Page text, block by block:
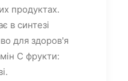
продуктах.
в синтезі
для здоров'я
C фрукти: